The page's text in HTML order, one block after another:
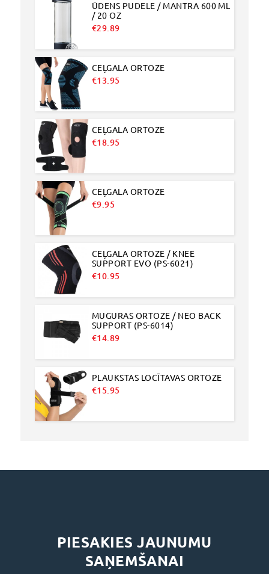
ŪDENS PUDELE / MANTRA 600 ML
/ 20 OZ
€29.89
CEĻGALA ORTOZE
€13.95
CEĻGALA ORTOZE
€18.95
CEĻGALA ORTOZE
€9.95
CEĻGALA ORTOZE / KNEE
SUPPORT EVO (PS-6021)
€10.95
MUGURAS ORTOZE / NEO BACK
SUPPORT (PS-6014)
€14.89
PLAUKSTAS LOCĪTAVAS ORTOZE
€15.95
PIESAKIES JAUNUMU
SAŅEMŠANAI